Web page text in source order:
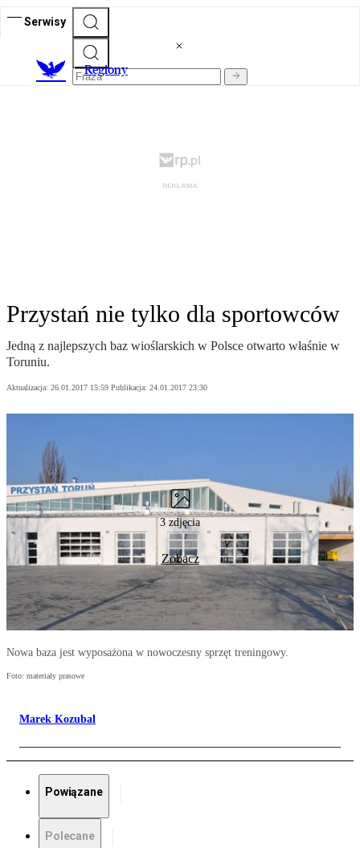
Serwisy
Regiony
Przystań nie tylko dla sportowców
Jedną z najlepszych baz wioślarskich w Polsce otwarto właśnie w
Toruniu.
Aktualizacja: 26.01.2017 15:59 Publikacja: 24.01.2017 23:30
3 zdjęcia
Zobacz
Nowa baza jest wyposażona w nowoczesny sprzęt treningowy.
Foto: materiały prasowe
Marek Kozubal
Powiązane
Polecane